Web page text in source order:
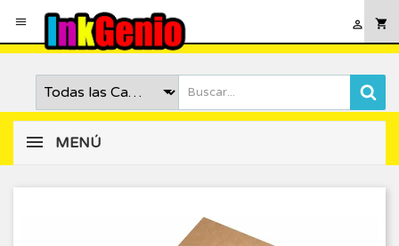
 shopping_cart

MENÚ